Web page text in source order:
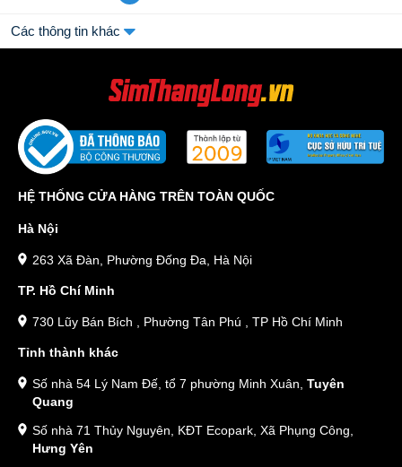
Các thông tin khác
HỆ THỐNG CỬA HÀNG TRÊN TOÀN QUỐC
Hà Nội
263 Xã Đàn, Phường Đống Đa, Hà Nội
TP. Hồ Chí Minh
730 Lũy Bán Bích , Phường Tân Phú , TP Hồ Chí Minh
Tỉnh thành khác
Số nhà 54 Lý Nam Đế, tổ 7 phường Minh Xuân, Tuyên
Quang
Số nhà 71 Thủy Nguyên, KĐT Ecopark, Xã Phụng Công,
Hưng Yên